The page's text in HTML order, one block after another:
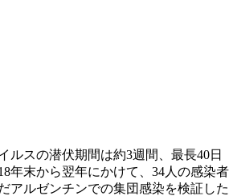
ルスの潜伏期間は約3週間、最長40日
年末から翌年にかけて、34人の感染者
アルゼンチンでの集団感染を検証した